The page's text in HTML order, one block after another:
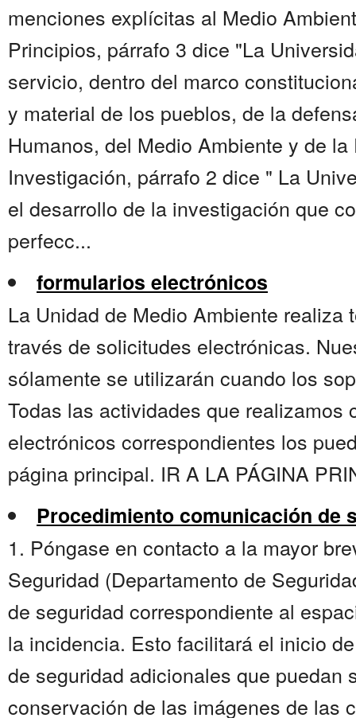
menciones explícitas al Medio
Principios, párrafo 3 dice "La
servicio, dentro del marco
y material de los pueblos, de la
Humanos, del Medio Ambiente y de
Investigación, párrafo 2 dice " La
el desarrollo de la investigación que
perfecc...
formularios electrónicos
La Unidad de Medio Ambiente realiza
través de solicitudes electrónicas.
sólamente se utilizarán cuando los
Todas las actividades que realizamos
electrónicos correspondientes los
página principal. IR A LA PÁGINA
Procedimiento comunicación de
1. Póngase en contacto a la mayor
Seguridad (Departamento de
de seguridad correspondiente al
la incidencia. Esto facilitará el inicio
de seguridad adicionales que puedan
conservación de las imágenes de las